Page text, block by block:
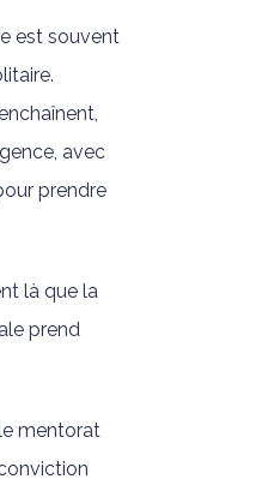
est souvent
avec
prendre
là que la
prend
mentorat